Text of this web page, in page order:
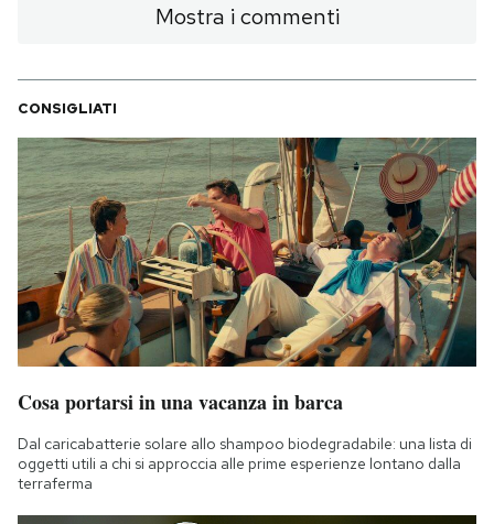
Mostra i commenti
CONSIGLIATI
Cosa portarsi in una vacanza in barca
Dal caricabatterie solare allo shampoo biodegradabile: una lista di
oggetti utili a chi si approccia alle prime esperienze lontano dalla
terraferma